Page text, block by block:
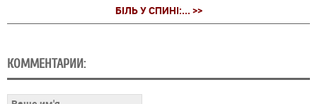
БІЛЬ У СПИНІ:... >>
КОММЕНТАРИИ: